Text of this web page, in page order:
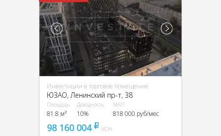
Инвестиции в торговое помещение
ЮЗАО, Ленинский пр-т, 38
Площадь
81.8 м²
Доходность
10%
МАП
818 000 руб/мес
98 160 004 pуб
УСН